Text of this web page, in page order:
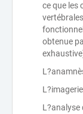
ce que les
obtenue
L?analyse